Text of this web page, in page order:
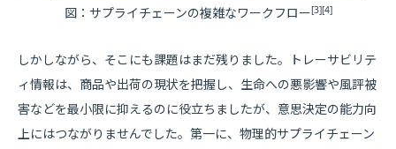
図：サプライチェーンの複雑なワークフロー[3][4]
しかしながら、そこにも課題はまだ残りました。トレーサビリテ
ィ情報は、商品や出荷の現状を把握し、生命への悪影響や風評被
害などを最小限に抑えるのに役立ちましたが、意思決定の能力向
上にはつながりませんでした。第一に、物理的サプライチェーン